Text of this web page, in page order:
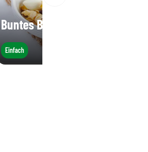
Buntes Bio Trio - Nudelsalat
Einfach